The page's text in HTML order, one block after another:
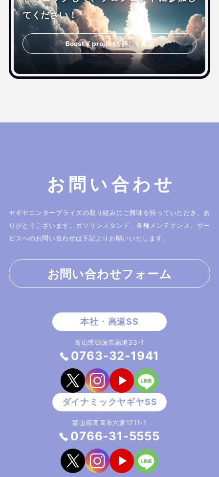
てください！
Boost X projectを詳しく見る
お問い合わせ
ヤギヤエンタープライズの取り組みにご興味を持っていただき、あ
りがとうございます。
ガソリンスタンド、各種メンテナンス、サー
ビスへのお問い合わせは下記よりお願いいたします。
お問い合わせフォーム
富山県砺波市高道33-1
0763-32-1941
富山県高岡市六家1711-1
0766-31-5555